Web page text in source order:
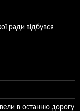
ради відбувся
в останню дорогу